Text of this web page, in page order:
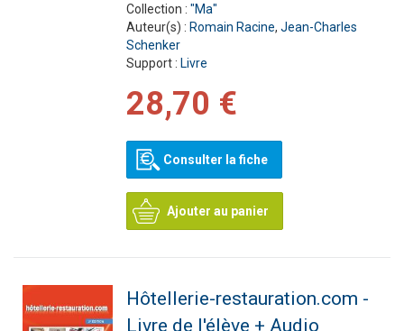
Collection : "Ma"
Auteur(s) : Romain Racine, Jean-Charles
Schenker
Support : Livre
28,70 €
Consulter la fiche
Ajouter au panier
Hôtellerie-restauration.com -
Livre de l'élève + Audio